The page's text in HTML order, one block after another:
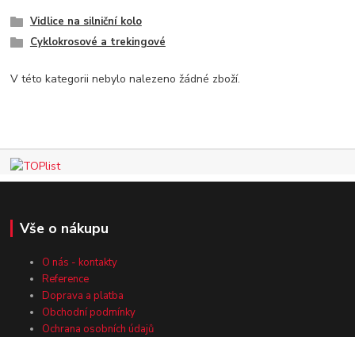
Vidlice na silniční kolo
Cyklokrosové a trekingové
V této kategorii nebylo nalezeno žádné zboží.
Vše o nákupu
O nás - kontakty
Reference
Doprava a platba
Obchodní podmínky
Ochrana osobních údajů